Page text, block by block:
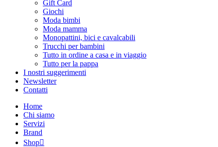
Gift Card
Giochi
Moda bimbi
Moda mamma
Monopattini, bici e cavalcabili
Trucchi per bambini
Tutto in ordine a casa e in viaggio
Tutto per la pappa
I nostri suggerimenti
Newsletter
Contatti
Home
Chi siamo
Servizi
Brand
Shop